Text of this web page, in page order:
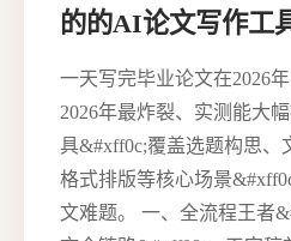
的的AI论文写作工
一天写完毕业论文在2026
2026年最炸裂、实测能大
具&#xff0c;覆盖选题构思、
格式排版等核心场景
文难题。 一、全流程王者